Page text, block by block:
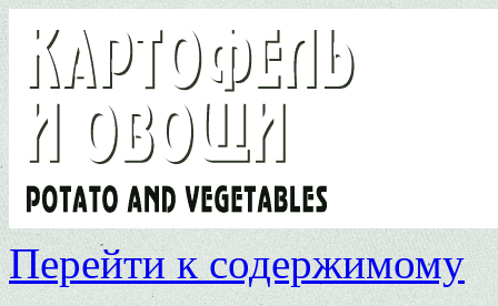
Перейти к содержимому